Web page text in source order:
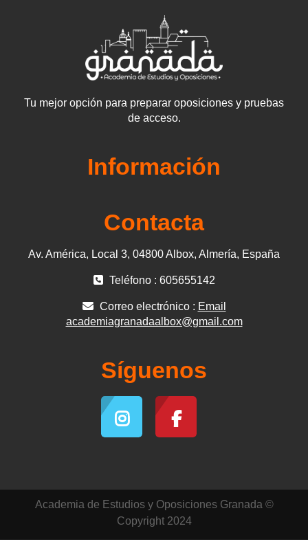
Tu mejor opción para preparar oposiciones y pruebas
de acceso.
Información
Contacta
Av. América, Local 3, 04800 Albox, Almería, España
Teléfono : 605655142
Correo electrónico : Email
academiagranadaalbox@gmail.com
Síguenos
Academia de Estudios y Oposiciones Granada ©
Copyright 2024